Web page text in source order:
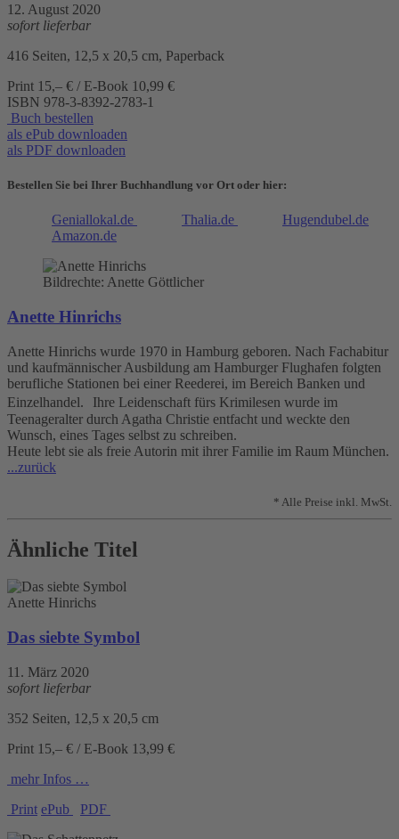
12. August 2020
sofort lieferbar
416 Seiten, 12,5 x 20,5 cm, Paperback
Print 15,– € / E-Book 10,99 €
ISBN 978-3-8392-2783-1
Buch bestellen
als ePub downloaden
als PDF downloaden
Bestellen Sie bei Ihrer Buchhandlung vor Ort oder hier:
Geniallokal.de Thalia.de
Hugendubel.de
Amazon.de
Bildrechte: Anette Göttlicher
Anette Hinrichs
Anette Hinrichs wurde 1970 in Hamburg geboren. Nach Fachabitur
und kaufmännischer Ausbildung am Hamburger Flughafen folgten
berufliche Stationen bei einer Reederei, im Bereich Banken und
Einzelhandel. Ihre Leidenschaft fürs Krimilesen wurde im
Teenageralter durch Agatha Christie entfacht und weckte den
Wunsch, eines Tages selbst zu schreiben.
Heute lebt sie als freie Autorin mit ihrer Familie im Raum München.
...zurück
* Alle Preise inkl. MwSt.
Ähnliche Titel
Anette Hinrichs
Das siebte Symbol
11. März 2020
sofort lieferbar
352 Seiten, 12,5 x 20,5 cm
Print 15,– € / E-Book 13,99 €
mehr Infos …
Print ePub PDF